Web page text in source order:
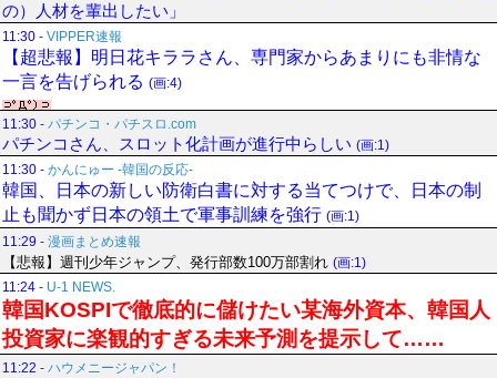
の）人材を輩出したい」
11:30 - VIPPER速報
【超悲報】明日花キララさん、専門家からあまりにも非情な
一言を告げられる (画:4)
11:30 - パチンコ・パチスロ.com
パチンコさん、スロット化計画が進行中らしい (画:1)
11:30 - かんにゅー -韓国の反応-
韓国、日本の新しい防衛白書に対する当てつけで、日本の制
止も聞かず日本の領土で軍事訓練を強行 (画:1)
11:29 - 漫画まとめ速報
【悲報】週刊少年ジャンプ、発行部数100万部割れ (画:1)
11:24 - U-1 NEWS.
韓国KOSPIで徹底的に儲けたい某海外資本、韓国人
投資家に楽観的すぎる未来予測を提示して……
11:22 - ハウメニージャパン！